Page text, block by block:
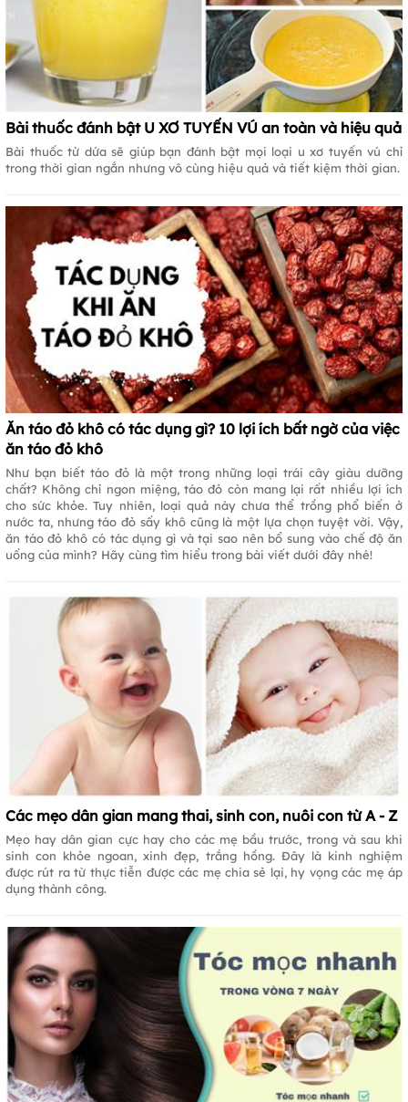
Bài thuốc đánh bật U XƠ TUYẾN VÚ an toàn và hiệu quả
Bài thuốc từ dứa sẽ giúp bạn đánh bật mọi loại u xơ tuyến vú chỉ
trong thời gian ngắn nhưng vô cùng hiệu quả và tiết kiệm thời gian.
Ăn táo đỏ khô có tác dụng gì? 10 lợi ích bất ngờ của việc
ăn táo đỏ khô
Như bạn biết táo đỏ là một trong những loại trái cây giàu dưỡng
chất? Không chỉ ngon miệng, táo đỏ còn mang lại rất nhiều lợi ích
cho sức khỏe. Tuy nhiên, loại quả này chưa thể trồng phổ biến ở
nước ta, nhưng táo đỏ sấy khô cũng là một lựa chọn tuyệt vời. Vậy,
ăn táo đỏ khô có tác dụng gì và tại sao nên bổ sung vào chế độ ăn
uống của mình? Hãy cùng tìm hiểu trong bài viết dưới đây nhé!
Các mẹo dân gian mang thai, sinh con, nuôi con từ A - Z
Mẹo hay dân gian cực hay cho các mẹ bầu trước, trong và sau khi
sinh con khỏe ngoan, xinh đẹp, trắng hồng. Đây là kinh nghiệm
được rút ra từ thực tiễn được các mẹ chia sẻ lại, hy vọng các mẹ áp
dụng thành công.